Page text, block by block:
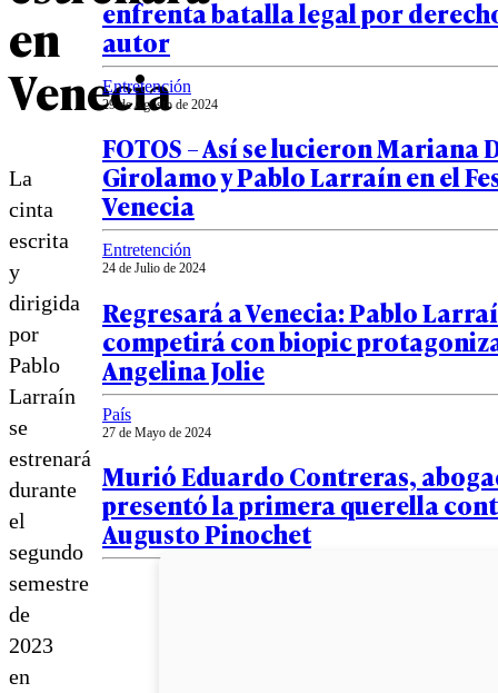
en
Venecia
La
cinta
escrita
y
dirigida
por
Pablo
Larraín
se
estrenará
durante
el
segundo
semestre
de
2023
en
enfrenta batalla legal por
autor
Entretención
29 de Agosto de 2024
FOTOS – Así se lucieron Mariana
Girolamo y Pablo Larraín en el
Venecia
Entretención
24 de Julio de 2024
Regresará a Venecia: Pablo
competirá con biopic
Angelina Jolie
País
27 de Mayo de 2024
Murió Eduardo Contreras,
presentó la primera querella
Augusto Pinochet